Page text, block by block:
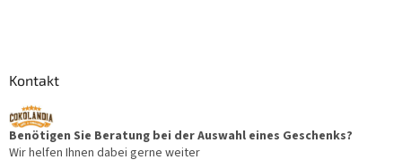
Kontakt
Benötigen Sie Beratung bei der Auswahl eines Geschenks?
Wir helfen Ihnen dabei gerne weiter